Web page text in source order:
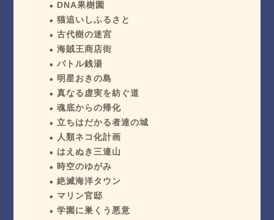
DNA果樹園
猫追いしふるさと
古代樹の迷宮
海賊王商店街
バトル銭湯
明星おきの島
真なる虚実を紡ぐ道
魂底からの帰化
立ちはだかる者達の城
人類ネコ化計画
はえぬき三連山
時空のゆがみ
絶滅海洋タウン
マリン官邸
学園に巣くう悪意